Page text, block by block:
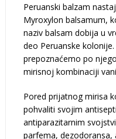
Peruanski balzam
Myroxylon balsamum,
naziv balsam dobija u
deo Peruanske
prepoznaćemo po
mirisnoj kombinaciji
Pored prijatnog mirisa
pohvaliti svojim
antiparazitarnim
parfema, dezodoransa,